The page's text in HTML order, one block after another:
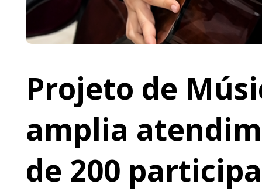
Projeto de
amplia
de 200